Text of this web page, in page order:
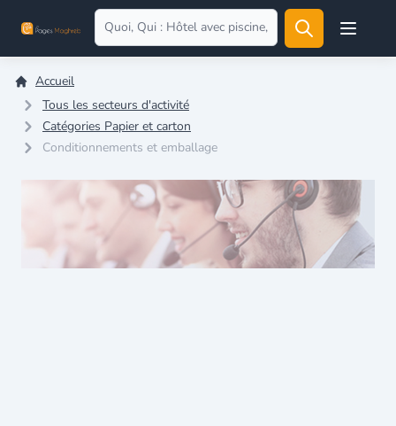
Open
Accueil
Tous les secteurs d'activité
Catégories Papier et carton
Conditionnements et emballage